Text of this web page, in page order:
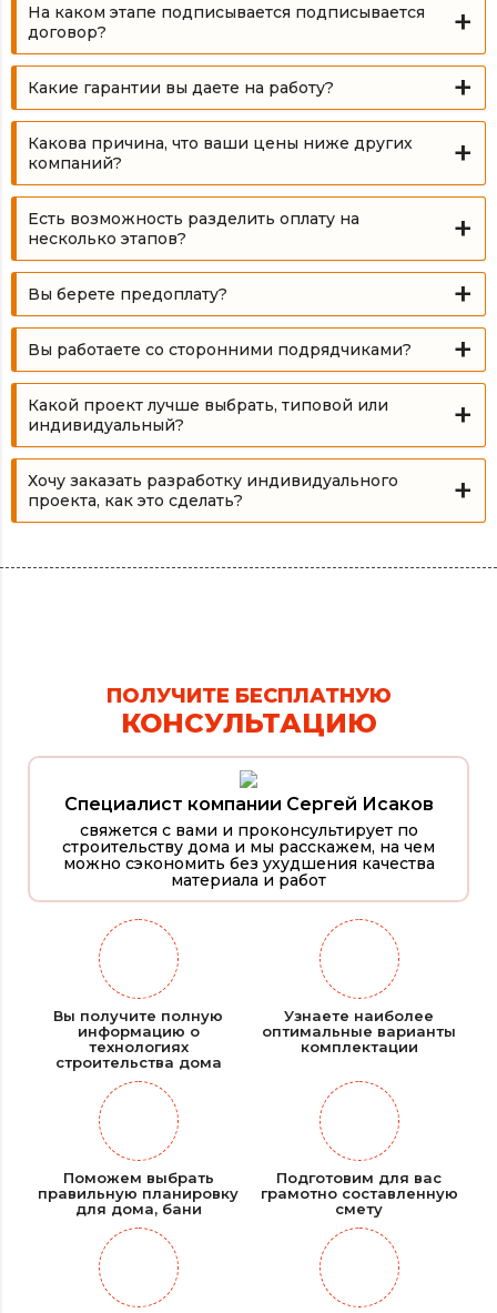
На каком этапе подписывается подписывается
договор?
Какие гарантии вы даете на работу?
Какова причина, что ваши цены ниже других
компаний?
Есть возможность разделить оплату на
несколько этапов?
Вы берете предоплату?
Вы работаете со сторонними подрядчиками?
Какой проект лучше выбрать, типовой или
индивидуальный?
Хочу заказать разработку индивидуального
проекта, как это сделать?
ПОЛУЧИТЕ БЕСПЛАТНУЮ
КОНСУЛЬТАЦИЮ
Специалист компании Сергей Исаков
свяжется с вами и проконсультирует по
строительству дома и мы расскажем, на чем
можно сэкономить без ухудшения качества
материала и работ
Вы получите полную
информацию о
технологиях
строительства дома
Узнаете наиболее
оптимальные варианты
комплектации
Поможем выбрать
правильную планировку
для дома, бани
Подготовим для вас
грамотно составленную
смету